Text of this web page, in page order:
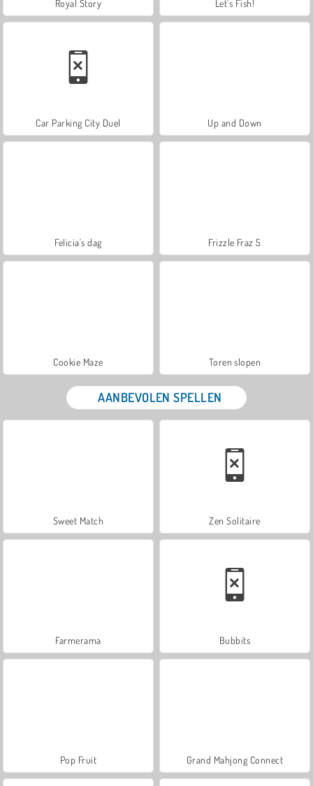
Royal Story Let's Fish!
Car Parking City Duel Up and Down
Felicia's dag Frizzle Fraz 5
Cookie Maze Toren slopen
AANBEVOLEN SPELLEN
Sweet Match Zen Solitaire
Farmerama Bubbits
Pop Fruit Grand Mahjong Connect